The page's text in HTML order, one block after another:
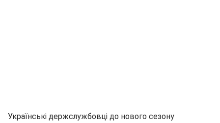
Українські держслужбовці до нового сезону